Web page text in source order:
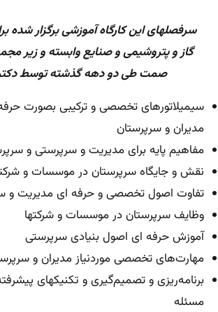
سرفصلهای این کارگاه آموزشی برگزار شده
گاز و پتروشیمی و صنایع وابسته و زیر
صمت طی دو دهه گذشته توسط
سیمیلاتورهای تخصصی و ترکیبی بصورت
مدیران و سرپرستان
مفاهیم پایه برای مدیریت و سرپرستی و
نقش و جایگاه سرپرستان در موسسات و
تفاوت اصول تخصصی و حرفه ای مدیریت و
وظایف سرپرستان در موسسات و شرکتها
آموزش حرفه ای اصول بنیادی سرپرستی
مهارت‌های تخصصی موردنیاز مدیران و
برنامه‌ریزی و تصمیم‌گیری و تکنیکهای
مسئله